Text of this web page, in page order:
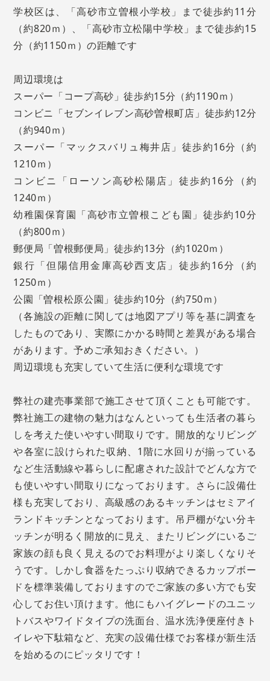
学校区は、「高砂市立曽根小学校」まで徒歩約11分
（約820ｍ）、「高砂市立松陽中学校」まで徒歩約15
分（約1150ｍ）の距離です
周辺環境は
スーパー「コープ高砂」徒歩約15分（約1190ｍ）
コンビニ「セブンイレブン高砂曽根町店」徒歩約12分
（約940ｍ）
スーパー「マックスバリュ梅井店」徒歩約16分（約
1210ｍ）
コンビニ「ローソン高砂松陽店」徒歩約16分（約
1240ｍ）
幼稚園保育園「高砂市立曽根こども園」徒歩約10分
（約800ｍ）
郵便局「曽根郵便局」徒歩約13分（約1020ｍ）
銀行「但陽信用金庫高砂西支店」徒歩約16分（約
1250ｍ）
公園「曽根松原公園」徒歩約10分（約750ｍ）
（各施設の距離に関しては地図アプリ等を基に調査を
したものであり、実際にかかる時間と差異がある場合
があります。予めご承知おきください。）
周辺環境も充実していて生活に便利な環境です
弊社の建売事業部で施工させて頂くことも可能です。
弊社施工の建物の魅力はなんといっても生活者の暮ら
しを考えた使いやすい間取りです。開放的なリビング
や各室に設けられた収納、1階に水回りが揃っている
など生活動線や暮らしに配慮された設計でどんな方で
も使いやすい間取りになっております。さらに設備仕
様も充実しており、高級感のあるキッチンはセミアイ
ランドキッチンとなっております。吊戸棚がない分キ
ッチンが明るく開放的に見え、またリビングにいるご
家族の顔も良く見えるのでお料理がより楽しくなりそ
うです。しかし食器をたっぷり収納できるカップボー
ドを標準装備しておりますのでご家族の多い方でも安
心してお住い頂けます。他にもハイグレードのユニッ
トバスやワイドタイプの洗面台、温水洗浄便座付きト
イレや下駄箱など、充実の設備仕様でお客様が新生活
を始めるのにピッタリです！